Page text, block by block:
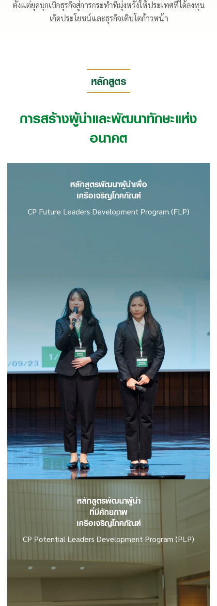
และประโยชน์ต่อบริษัท ซึ่งเครือฯ ได้ปลูกฝังแนวคิดค่านิยมนี้มา
ตั้งแต่ยุคบุกเบิกธุรกิจสู่การกระทำที่มุ่งหวังให้ประเทศที่ได้ลงทุน
การสร้างผู้นำและพัฒนาทักษะแห่ง
อนาคต
หลักสูตรพัฒนาผู้นำเพื่อ
เครือเจริญโภคภัณฑ์
อ่านเพิ่มเติม
หลักสูตรพัฒนาผู้นำ
ที่มีศักยภาพ
เครือเจริญโภคภัณฑ์
CP Potential Leaders Development Program (PLP)